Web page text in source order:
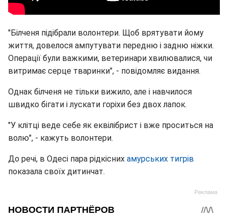
"Білченя підібрали волонтери. Щоб врятувати йому
життя, довелося ампутувати передню і задню ніжки.
Операції були важкими, ветеринари хвилювалися, чи
витримає серце тваринки", - повідомляє видання.
Однак білченя не тільки вижило, але і навчилося
швидко бігати і лускати горіхи без двох лапок.
"У клітці веде себе як еквілібрист і вже проситься на
волю", - кажуть волонтери.
До речі, в Одесі пара рідкісних амурських тигрів
показала своїх дитинчат.